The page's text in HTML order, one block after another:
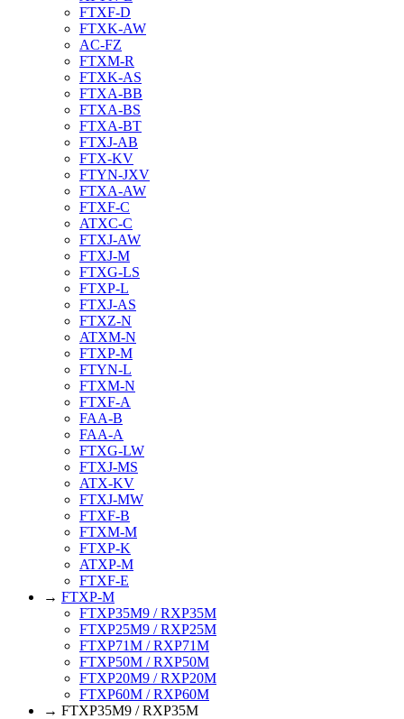
FTXF-D
FTXK-AW
AC-FZ
FTXM-R
FTXK-AS
FTXA-BB
FTXA-BS
FTXA-BT
FTXJ-AB
FTX-KV
FTYN-JXV
FTXA-AW
FTXF-C
ATXC-C
FTXJ-AW
FTXJ-M
FTXG-LS
FTXP-L
FTXJ-AS
FTXZ-N
ATXM-N
FTXP-M
FTYN-L
FTXM-N
FTXF-A
FAA-B
FAA-A
FTXG-LW
FTXJ-MS
ATX-KV
FTXJ-MW
FTXF-B
FTXM-M
FTXP-K
ATXP-M
FTXF-E
→ FTXP-M
FTXP35M9 / RXP35M
FTXP25M9 / RXP25M
FTXP71M / RXP71M
FTXP50M / RXP50M
FTXP20M9 / RXP20M
FTXP60M / RXP60M
→ FTXP35M9 / RXP35M